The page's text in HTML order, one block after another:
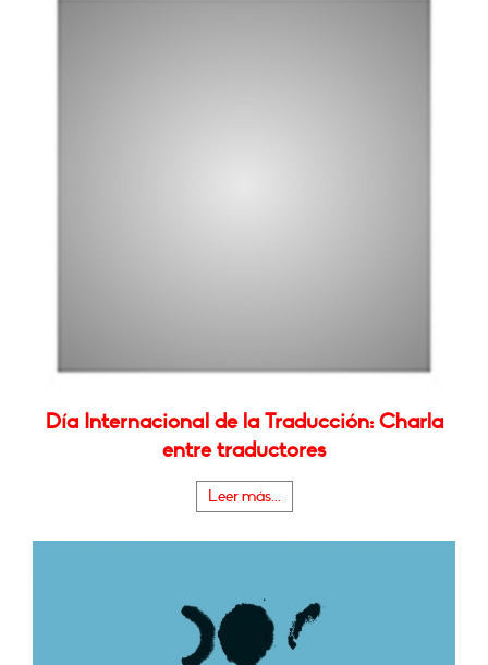
Día Internacional de la Traducción: Charla
entre traductores
Leer más...